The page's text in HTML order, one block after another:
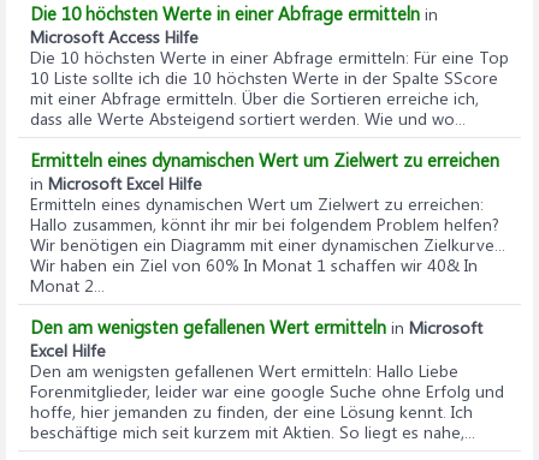
Die 10 höchsten Werte in einer Abfrage ermitteln in
Microsoft Access Hilfe
Die 10 höchsten Werte in einer Abfrage ermitteln: Für eine Top
10 Liste sollte ich die 10 höchsten Werte in der Spalte SScore
mit einer Abfrage ermitteln. Über die Sortieren erreiche ich,
dass alle Werte Absteigend sortiert werden. Wie und wo...
Ermitteln eines dynamischen Wert um Zielwert zu erreichen
in Microsoft Excel Hilfe
Ermitteln eines dynamischen Wert um Zielwert zu erreichen:
Hallo zusammen, könnt ihr mir bei folgendem Problem helfen?
Wir benötigen ein Diagramm mit einer dynamischen Zielkurve...
Wir haben ein Ziel von 60% In Monat 1 schaffen wir 40& In
Monat 2...
Den am wenigsten gefallenen Wert ermitteln in Microsoft
Excel Hilfe
Den am wenigsten gefallenen Wert ermitteln: Hallo Liebe
Forenmitglieder, leider war eine google Suche ohne Erfolg und
hoffe, hier jemanden zu finden, der eine Lösung kennt. Ich
beschäftige mich seit kurzem mit Aktien. So liegt es nahe,...